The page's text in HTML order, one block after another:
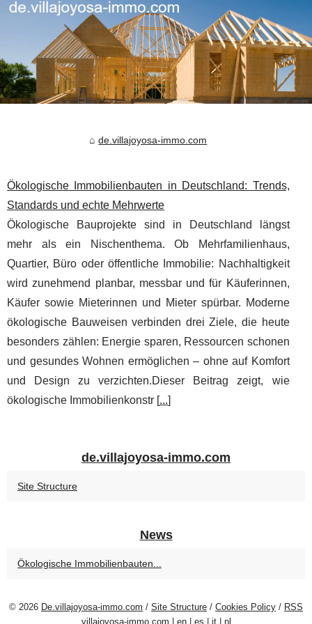
de.villajoyosa-immo.com
Ökologische Immobilienbauten in Deutschland: Trends,
Standards und echte Mehrwerte
Ökologische Bauprojekte sind in Deutschland längst
mehr als ein Nischenthema. Ob Mehrfamilienhaus,
Quartier, Büro oder öffentliche Immobilie: Nachhaltigkeit
wird zunehmend planbar, messbar und für Käuferinnen,
Käufer sowie Mieterinnen und Mieter spürbar. Moderne
ökologische Bauweisen verbinden drei Ziele, die heute
besonders zählen: Energie sparen, Ressourcen schonen
und gesundes Wohnen ermöglichen – ohne auf Komfort
und Design zu verzichten.Dieser Beitrag zeigt, wie
ökologische Immobilienkonstr [...]
de.villajoyosa-immo.com
Site Structure
News
Ökologische Immobilienbauten...
© 2026 De.villajoyosa-immo.com / Site Structure / Cookies Policy / RSS
villajoyosa-immo.com
en| es it| nl